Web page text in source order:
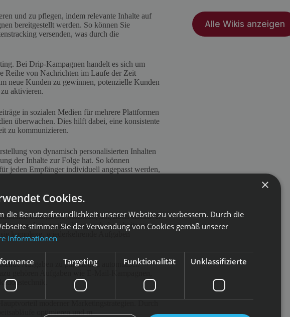
und zu pflegen, indem relevante Inhalte auf
bereitgestellt werden. So können Sie
versenden, was durch die
Bei Drip-Kampagnen handelt es sich um
Reihe von Nachrichten im Laufe der Zeit
neue Kunden zu gewinnen, potenzielle Kunden
aktivieren.
in sozialen Medien für mehrere Plattformen
überwachen. Dies hilft dabei, eine konsistente
zu kommunizieren.
von dynamisch personalisierten Inhalten
der Inhalte zur Folge hat. So können
jeden Empfänger individuell angepasst werden,
ermöglicht, Marketingaufgaben effektiver
Automation kann auch dazu beitragen,
komplexe, wiederkehrende Aufgaben
Aufgaben zu planen und automatisch
gehören Aufgaben wie E-Mail-Kampagnen,
optimieren und m
Alle Wikis anzeigen
×
Cookies.
die Benutzerfreundlichkeit unserer Website zu verbessern. Durch die
stimmen Sie der Verwendung von Cookies gemäß unserer
Informationen
Targeting Funktionalität Unklassifizierte